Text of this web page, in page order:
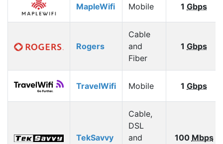
MapleWifi Mobile 1 Gbps
Rogers
Cable
and
Fiber
1 Gbps
TravelWifi Mobile 1 Gbps
TekSavvy
Cable,
DSL
and
100 Mbps